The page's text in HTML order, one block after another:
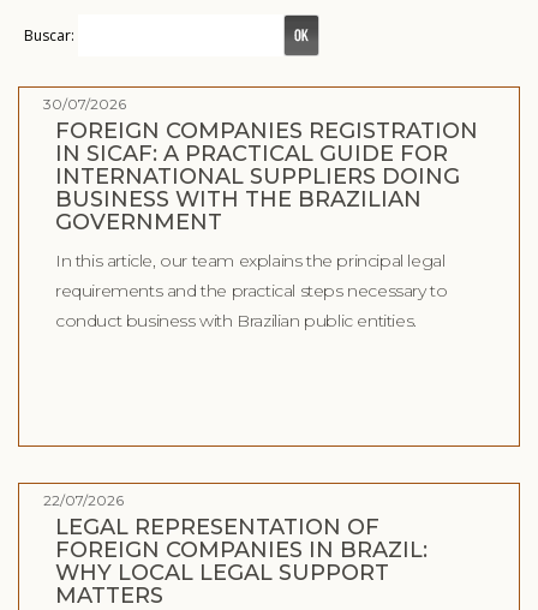
Buscar:
30/07/2026
FOREIGN COMPANIES REGISTRATION
IN SICAF: A PRACTICAL GUIDE FOR
INTERNATIONAL SUPPLIERS DOING
BUSINESS WITH THE BRAZILIAN
GOVERNMENT
In this article, our team explains the principal legal
requirements and the practical steps necessary to
conduct business with Brazilian public entities.
22/07/2026
LEGAL REPRESENTATION OF
FOREIGN COMPANIES IN BRAZIL:
WHY LOCAL LEGAL SUPPORT
MATTERS